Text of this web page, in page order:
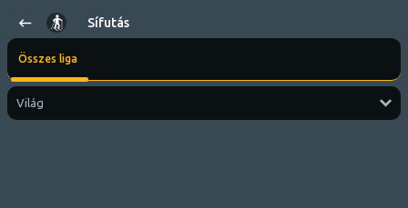
Sífutás
Összes liga
Világ